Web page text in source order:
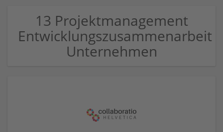
13 Projektmanagement
Entwicklungszusammenarbeit
Unternehmen